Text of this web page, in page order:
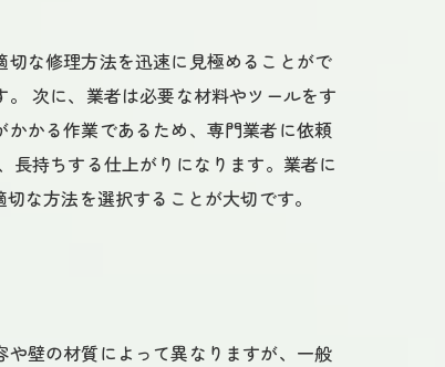
な修理方法を迅速に見極めることがで
次に、業者は必要な材料やツールをす
かる作業であるため、専門業者に依頼
長持ちする仕上がりになります。業者に
な方法を選択することが大切です。
壁の材質によって異なりますが、一般